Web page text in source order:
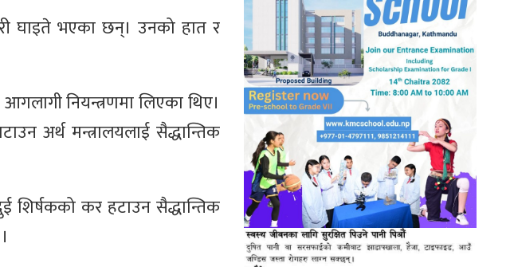
घाइते भएका छन्। उनको हात र
नियन्त्रणमा लिएका थिए।
अर्थ मन्त्रालयलाई सैद्धान्तिक
शिर्षकको कर हटाउन सैद्धान्तिक